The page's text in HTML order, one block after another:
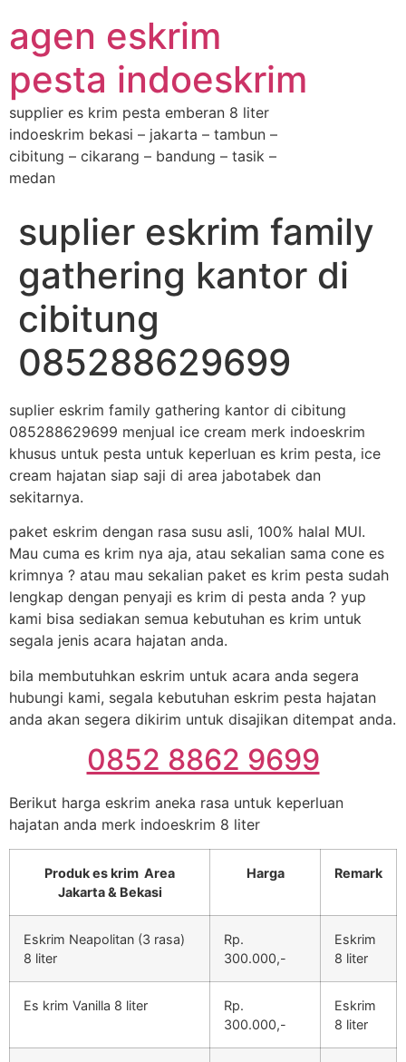
agen eskrim
pesta indoeskrim
supplier es krim pesta emberan 8 liter
indoeskrim bekasi – jakarta – tambun –
cibitung – cikarang – bandung – tasik –
medan
suplier eskrim family
gathering kantor di
cibitung
085288629699
suplier eskrim family gathering kantor di cibitung
085288629699 menjual ice cream merk indoeskrim
khusus untuk pesta untuk keperluan es krim pesta, ice
cream hajatan siap saji di area jabotabek dan
sekitarnya.
paket eskrim dengan rasa susu asli, 100% halal MUI.
Mau cuma es krim nya aja, atau sekalian sama cone es
krimnya ? atau mau sekalian paket es krim pesta sudah
lengkap dengan penyaji es krim di pesta anda ? yup
kami bisa sediakan semua kebutuhan es krim untuk
segala jenis acara hajatan anda.
bila membutuhkan eskrim untuk acara anda segera
hubungi kami, segala kebutuhan eskrim pesta hajatan
anda akan segera dikirim untuk disajikan ditempat anda.
0852 8862 9699
Berikut harga eskrim aneka rasa untuk keperluan
hajatan anda merk indoeskrim 8 liter
Produk es krim Area
Jakarta & Bekasi
Harga Remark
Eskrim Neapolitan (3 rasa)
8 liter
Rp.
300.000,-
Eskrim
8 liter
Es krim Vanilla 8 liter
Rp.
300.000,-
Eskrim
8 liter